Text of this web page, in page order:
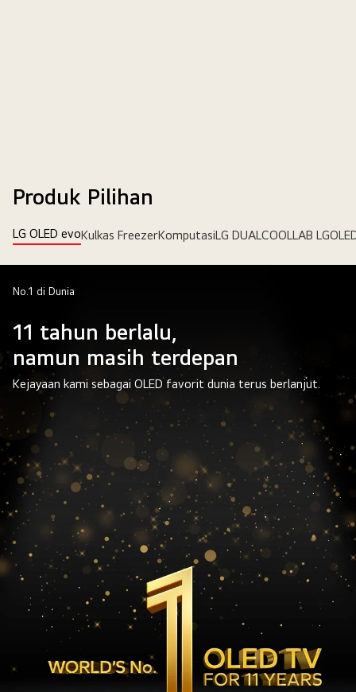
Produk Pilihan
LG OLED evoKulkas FreezerKomputasiLG DUALCOOLLAB LG
No.1 di Dunia
11 tahun berlalu,
namun masih terdepan
Kejayaan kami sebagai OLED favorit dunia terus berlanjut.